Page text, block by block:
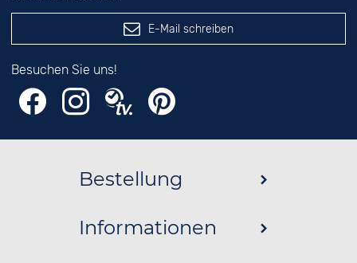
E-Mail schreiben
Besuchen Sie uns!
Bestellung
Informationen